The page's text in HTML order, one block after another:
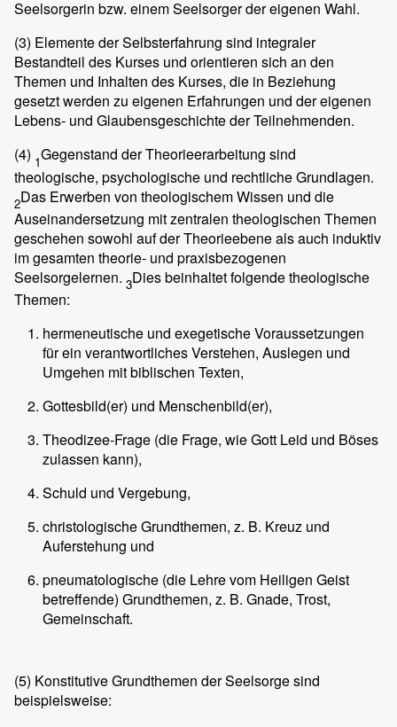
Seelsorgerin bzw. einem Seelsorger der eigenen Wahl.
(3) Elemente der Selbsterfahrung sind integraler
Bestandteil des Kurses und orientieren sich an den
Themen und Inhalten des Kurses, die in Beziehung
gesetzt werden zu eigenen Erfahrungen und der eigenen
Lebens- und Glaubensgeschichte der Teilnehmenden.
(4) 1Gegenstand der Theorieerarbeitung sind
theologische, psychologische und rechtliche Grundlagen.
2Das Erwerben von theologischem Wissen und die
Auseinandersetzung mit zentralen theologischen Themen
geschehen sowohl auf der Theorieebene als auch induktiv
im gesamten theorie- und praxisbezogenen
Seelsorgelernen. 3Dies beinhaltet folgende theologische
Themen:
hermeneutische und exegetische Voraussetzungen
für ein verantwortliches Verstehen, Auslegen und
Umgehen mit biblischen Texten,
Gottesbild(er) und Menschenbild(er),
Theodizee-Frage (die Frage, wie Gott Leid und Böses
zulassen kann),
Schuld und Vergebung,
christologische Grundthemen, z. B. Kreuz und
Auferstehung und
pneumatologische (die Lehre vom Heiligen Geist
betreffende) Grundthemen, z. B. Gnade, Trost,
Gemeinschaft.
(5) Konstitutive Grundthemen der Seelsorge sind
beispielsweise: